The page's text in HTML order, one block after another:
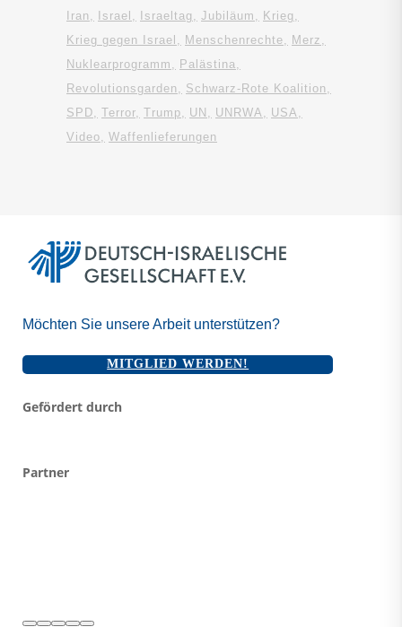
Iran
Israel Israeltag Jubiläum
Krieg
Krieg gegen Israel
Menschenrechte
Merz
Nuklearprogramm
Palästina
Revolutionsgarden
Schwarz-Rote Koalition
SPD
Terror Trump UN UNRWA
USA
Video
Waffenlieferungen
Möchten Sie unsere Arbeit unterstützen?
MITGLIED WERDEN!
Gefördert durch
Partner